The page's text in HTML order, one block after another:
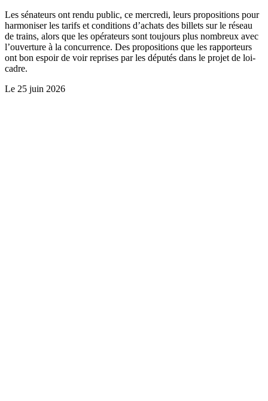
Les sénateurs ont rendu public, ce mercredi, leurs propositions pour
harmoniser les tarifs et conditions d’achats des billets sur le réseau
de trains, alors que les opérateurs sont toujours plus nombreux avec
l’ouverture à la concurrence. Des propositions que les rapporteurs
ont bon espoir de voir reprises par les députés dans le projet de loi-
cadre.
Le 25 juin 2026